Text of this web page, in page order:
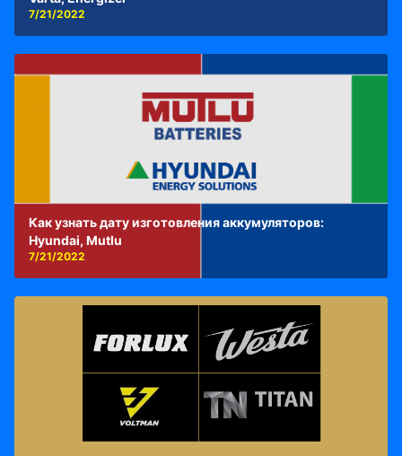
7/21/2022
Как узнать дату изготовления аккумуляторов:
Hyundai, Mutlu
7/21/2022